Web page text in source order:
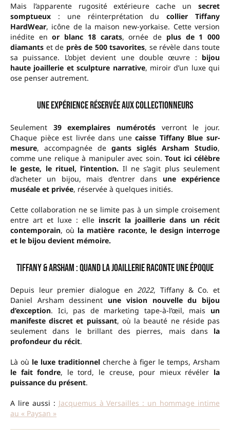
Mais l’apparente rugosité extérieure cache un secret
somptueux : une réinterprétation ducollier Tiffany
HardWear, icône de la maison new-yorkaise. Cette version
inédite enor blanc 18 carats, ornée de plus de 1 000
diamants et de près de 500 tsavorites, se révèle dans toute
sa puissance. L’objet devient une double œuvre : bijou
haute joaillerie et sculpture narrative, miroir d’un luxe qui
ose penser autrement.
Une expérience réservée aux collectionneurs
Seulement 39 exemplaires numérotés verront le jour.
Chaque pièce est livrée dans unecaisse Tiffany Blue sur-
mesure, accompagnée de gants siglés Arsham Studio,
comme une relique à manipuler avec soin.Tout ici célèbre
le geste, le rituel, l’intention. Il ne s’agit plus seulement
d’acheter un bijou, mais d’entrer dans une expérience
muséale et privée, réservée à quelques initiés.
Cette collaboration ne se limite pas à un simple croisement
entre art et luxe : elle inscrit la joaillerie dans un récit
contemporain, où la matière raconte, le design interroge
et le bijou devient mémoire.
Tiffany & Arsham : quand la joaillerie raconte une époque
Depuis leur premier dialogue en2022, Tiffany & Co. et
Daniel Arsham dessinent une vision nouvelle du bijou
d’exception. Ici, pas de marketing tape-à-l’œil, mais un
manifeste discret et puissant, où la beauté ne réside pas
seulement dans le brillant des pierres, mais dans la
profondeur du récit.
Là où le luxe traditionnel cherche à figer le temps, Arsham
le fait fondre, le tord, le creuse, pour mieux révéler la
puissance du présent.
A lire aussi : Jacquemus à Versailles : un hommage intime
au « Paysan »